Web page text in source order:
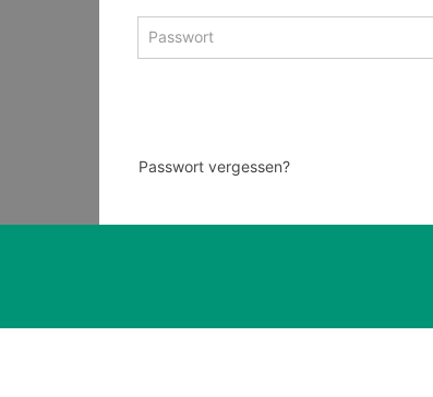
Adresse
zum
Anmelden
Passwort vergessen?